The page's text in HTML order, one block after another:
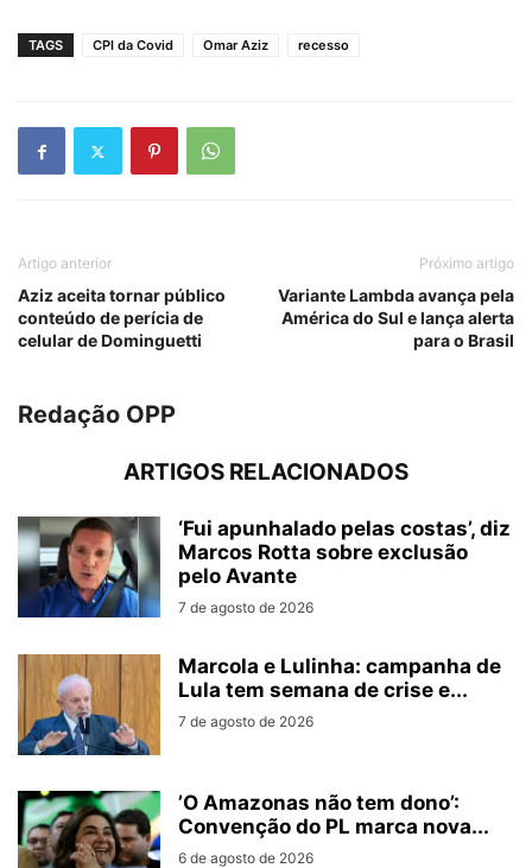
TAGS CPI da Covid Omar Aziz recesso
Artigo anterior
Aziz aceita tornar público
conteúdo de perícia de
celular de Dominguetti
Próximo artigo
Variante Lambda avança pela
América do Sul e lança alerta
para o Brasil
Redação OPP
ARTIGOS RELACIONADOS
‘Fui apunhalado pelas costas’, diz
Marcos Rotta sobre exclusão
pelo Avante
7 de agosto de 2026
Marcola e Lulinha: campanha de
Lula tem semana de crise e...
7 de agosto de 2026
’O Amazonas não tem dono’:
Convenção do PL marca nova...
6 de agosto de 2026